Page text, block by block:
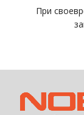
При